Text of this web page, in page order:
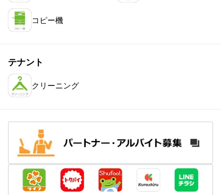
コピー機
テナント
クリーニング